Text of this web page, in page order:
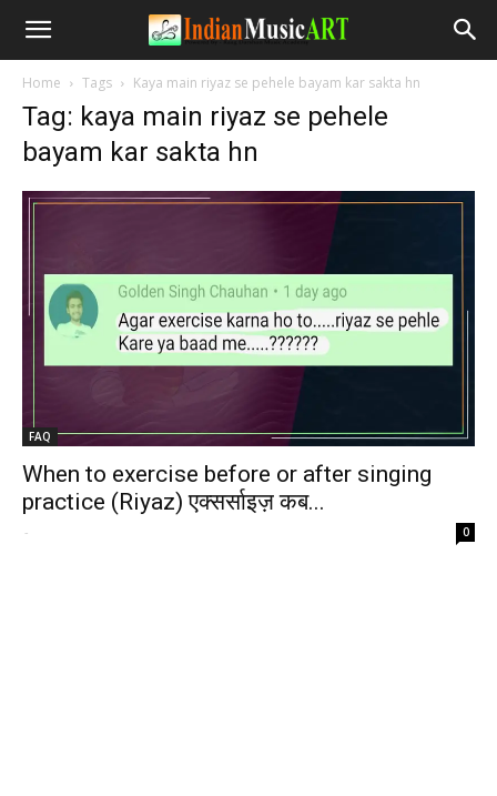
Home Tags Kaya main riyaz se pehele bayam kar sakta hn
Tag: kaya main riyaz se pehele
bayam kar sakta hn
FAQ
When to exercise before or after singing
practice (Riyaz) एक्सर्साइज़ कब...
- 0